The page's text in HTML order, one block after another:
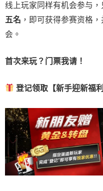
线上玩家同样有机会参与，
五名 ，即可获得参赛资格
会。
首次来玩？门票我请！
登记领取【新手迎新福利